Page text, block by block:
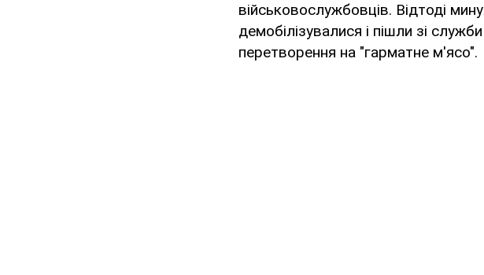
військовослужбовців. Відтоді
демобілізувалися і пішли зі
перетворення на "гарматне м'ясо".